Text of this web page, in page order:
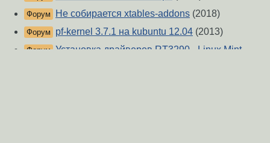
Форум Не собирается xtables-addons (2018)
Форум pf-kernel 3.7.1 на kubuntu 12.04 (2013)
Форум Установка драйверов RT3290 - Linux Mint